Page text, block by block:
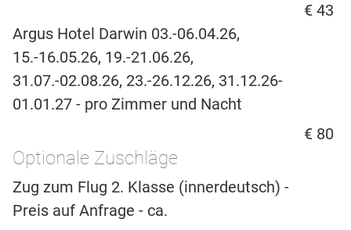
€ 43
Argus Hotel Darwin 03.-06.04.26,
15.-16.05.26, 19.-21.06.26,
31.07.-02.08.26, 23.-26.12.26, 31.12.26-
01.01.27 - pro Zimmer und Nacht
€ 80
Optionale Zuschläge
Zug zum Flug 2. Klasse (innerdeutsch) -
Preis auf Anfrage - ca.